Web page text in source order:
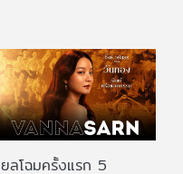
ยลโฉมครั้งแรก 5